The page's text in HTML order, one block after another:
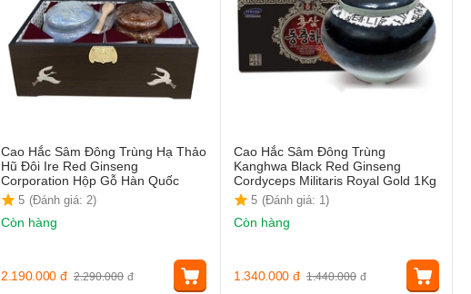
Cao Hắc Sâm Đông Trùng Hạ Thảo
Hũ Đôi Ire Red Ginseng
Corporation Hộp Gỗ Hàn Quốc
5 (Đánh giá: 2)
Còn hàng
2.290.000 đ
2.190.000 đ
Cao Hắc Sâm Đông Trùng
Kanghwa Black Red Ginseng
Cordyceps Militaris Royal Gold 1Kg
5 (Đánh giá: 1)
Còn hàng
1.440.000 đ
1.340.000 đ